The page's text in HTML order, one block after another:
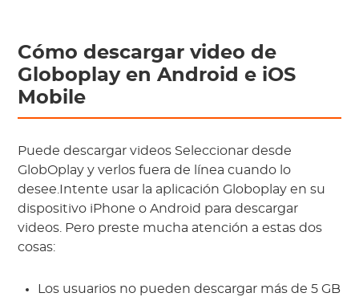
Cómo descargar video de
Globoplay en Android e iOS
Mobile
Puede descargar videos Seleccionar desde
GlobOplay y verlos fuera de línea cuando lo
desee.Intente usar la aplicación Globoplay en su
dispositivo iPhone o Android para descargar
videos. Pero preste mucha atención a estas dos
cosas:
Los usuarios no pueden descargar más de 5 GB